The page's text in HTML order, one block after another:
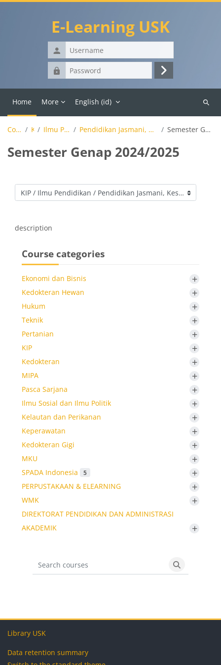
E-Learning USK
Username
Password
Log
in
Home
More English ‎(id)‎
Search
Courses KIP Ilmu Pendidikan Pendidikan Jasmani, Kesehatan dan Rekreasi Semester Genap 2024/2025
Semester Genap 2024/2025
Course categories
description
Course categories
Ekonomi dan Bisnis +
Kedokteran Hewan +
Hukum +
Teknik +
Pertanian +
KIP +
Kedokteran +
MIPA +
Pasca Sarjana +
Ilmu Sosial dan Ilmu Politik +
Kelautan dan Perikanan +
Keperawatan +
Kedokteran Gigi +
MKU +
SPADA Indonesia 5 +
PERPUSTAKAAN & ELEARNING +
WMK +
DIREKTORAT PENDIDIKAN DAN ADMINISTRASI
AKADEMIK
+
Search courses
Search
Blocks
Blocks
Blocks
Blocks
Library USK
Data retention summary